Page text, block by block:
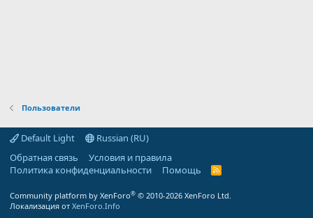
Пользователи
Default Light
Russian (RU)
Обратная связь
Условия и правила
Политика конфиденциальности
Помощь
R
Community platform by XenForo® © 2010-2026 XenForo Ltd.
Локализация от XenForo.Info